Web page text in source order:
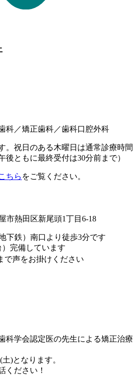
科／矯正歯科／歯科口腔外科
。祝日のある木曜日は通常診療時間
後ともに最終受付は30分前まで）
ちら をご覧ください。
市熱田区新尾頭1丁目6-18
下鉄）南口より徒歩3分です
）完備しています
で声をお掛けください
科学会認定医の先生による矯正治療
)となります。
ください！